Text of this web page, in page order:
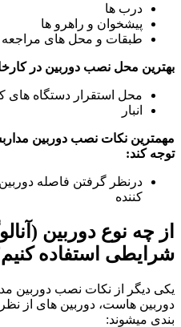
درب ها
پیشخوان و راهرو ها
طبقات و محل های مراجعه
بهترین محل نصب دوربین در
محل استقرار دستگاه های
انبار
مهمترین نکات نصب دوربین
توجه کند:
درنظر گرفتن فاصله
کننده
از چه نوع دوربین
شرایطی استفاده
یکی دیگر از نکات نصب دوربین
دوربین هاست، دوربین های از
بندی میشوند: